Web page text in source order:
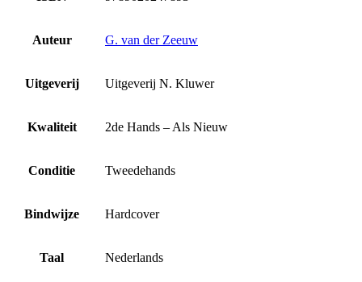
Auteur G. van der Zeeuw
Uitgeverij Uitgeverij N. Kluwer
Kwaliteit 2de Hands – Als Nieuw
Conditie Tweedehands
Bindwijze Hardcover
Taal Nederlands